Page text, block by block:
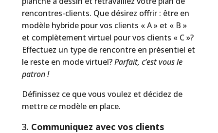
rencontres-clients. Que désirez offrir : être en
modèle hybride pour vos clients « A » et « B »
et complètement virtuel pour vos clients « C »?
Effectuez un type de rencontre en présentiel et
le reste en mode virtuel?Parfait, c’est vous le
patron !
Définissez ce que vous voulez et décidez de
mettrecemodèle en place.
Communiquez avec vos clients